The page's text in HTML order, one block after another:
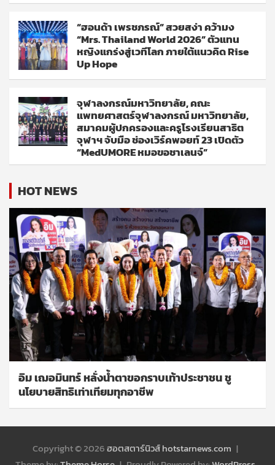
“ฮอนด้า เพรชภรณ์” สวยสง่า คว้ามง
“Mrs. Thailand World 2026” ตัวแทน
หญิงแกร่งสู่เวทีโลก ภายใต้แนวคิด Rise
Up Hope
จุฬาลงกรณ์มหาวิทยาลัย, คณะ
แพทยศาสตร์จุฬาลงกรณ์ มหาวิทยาลัย,
สมาคมผู้ปกครองและครูโรงเรียนสาธิต
จุฬาฯ จับมือ ช่องเวิร์คพอยท์ 23 เปิดตัว
“MedUMORE หมอขอชาเลนจ์”
HOT NEWS
อิม เฌอมินทร์ หลั่งน้ำตาขอกราบเท้าประชาชน ชู
นโยบายสิทธิเท่าเทียมทุกอาชีพ
Copyright © 2026ฮอตสตาร์นิวส์ hotstarnews.com